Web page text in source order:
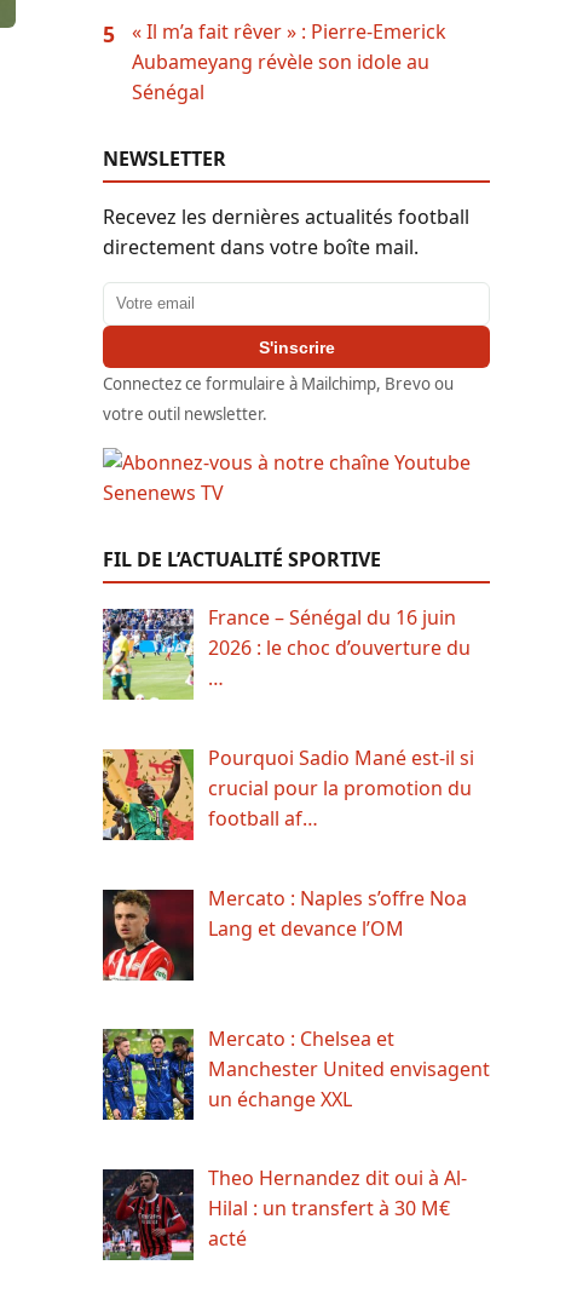
5
« Il m’a fait rêver » : Pierre-Emerick
Aubameyang révèle son idole au
Sénégal
NEWSLETTER
Recevez les dernières actualités football
directement dans votre boîte mail.
Adresse email
S'inscrire
Connectez ce formulaire à Mailchimp, Brevo ou
votre outil newsletter.
FIL DE L’ACTUALITÉ SPORTIVE
France – Sénégal du 16 juin
2026 : le choc d’ouverture du
…
Pourquoi Sadio Mané est-il si
crucial pour la promotion du
football af…
Mercato : Naples s’offre Noa
Lang et devance l’OM
Mercato : Chelsea et
Manchester United envisagent
un échange XXL
Theo Hernandez dit oui à Al-
Hilal : un transfert à 30 M€
acté